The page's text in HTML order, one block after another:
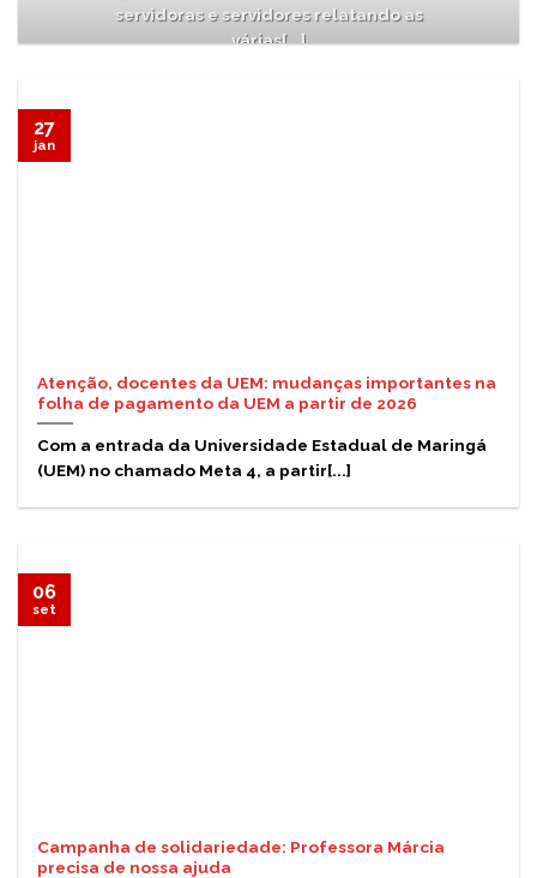
servidoras e servidores relatando as
várias[...]
Atenção, docentes da UEM: mudanças importantes na
folha de pagamento da UEM a partir de 2026
Com a entrada da Universidade Estadual de Maringá
(UEM) no chamado Meta 4, a partir[...]
27
jan
Campanha de solidariedade: Professora Márcia
precisa de nossa ajuda
06
set